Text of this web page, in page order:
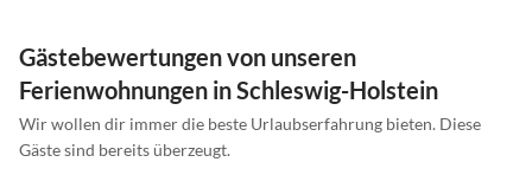
Gästebewertungen von unseren
Ferienwohnungen in Schleswig-Holstein
Wir wollen dir immer die beste Urlaubserfahrung bieten. Diese
Gäste sind bereits überzeugt.